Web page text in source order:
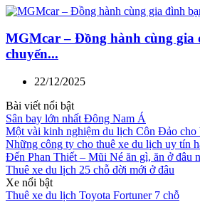
MGMcar – Đồng hành cùng gia
chuyến...
22/12/2025
Bài viết nổi bật
Sân bay lớn nhất Đông Nam Á
Một vài kinh nghiệm du lịch Côn Đảo cho
Những công ty cho thuê xe du lịch uy tín
Đến Phan Thiết – Mũi Né ăn gì, ăn ở đâu
Thuê xe du lịch 25 chỗ đời mới ở đâu
Xe nổi bật
Thuê xe du lịch Toyota Fortuner 7 chỗ